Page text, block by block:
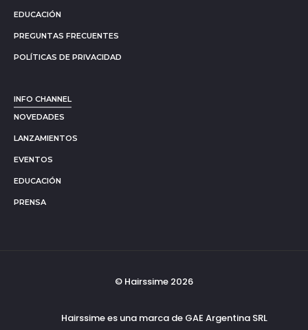
EDUCACIÓN
PREGUNTAS FRECUENTES
POLÍTICAS DE PRIVACIDAD
INFO CHANNEL
NOVEDADES
LANZAMIENTOS
EVENTOS
EDUCACIÓN
PRENSA
© Hairssime 2026
Hairssime es una marca de GAE Argentina SRL